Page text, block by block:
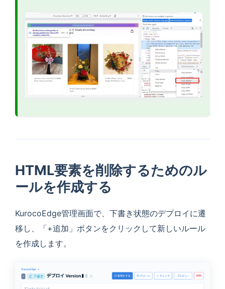
HTML要素を削除するためのル
ールを作成する
KurocoEdge管理画面で、下書き状態のデプロイに遷
移し、「+追加」ボタンをクリックして新しいルール
を作成します。